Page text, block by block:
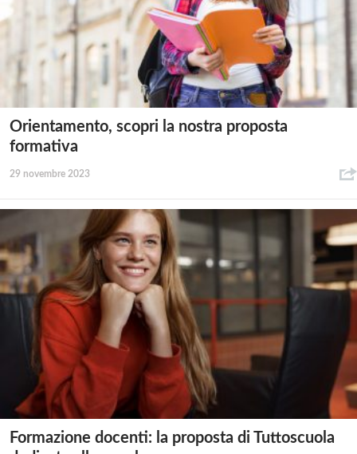
Orientamento, scopri la nostra proposta
formativa
29 novembre 2023
Formazione docenti: la proposta di Tuttoscuola